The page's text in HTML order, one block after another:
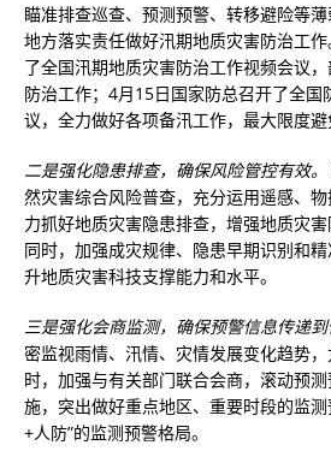
瞄准排查巡查、预测预警、转移避险等
地方落实责任做好汛期地质灾害防治工
了全国汛期地质灾害防治工作视频会议
防治工作；4月15日国家防总召开了全国
议，全力做好各项备汛工作，最大限度避
二是强化隐患排查，确保风险管控有效。
然灾害综合风险普查，充分运用遥感、
力抓好地质灾害隐患排查，增强地质灾害
同时，加强成灾规律、隐患早期识别和
升地质灾害科技支撑能力和水平。
三是强化会商监测，确保预警信息传递到
密监视雨情、汛情、灾情发展变化趋势
时，加强与有关部门联合会商，滚动预
施，突出做好重点地区、重要时段的监
+人防”的监测预警格局。